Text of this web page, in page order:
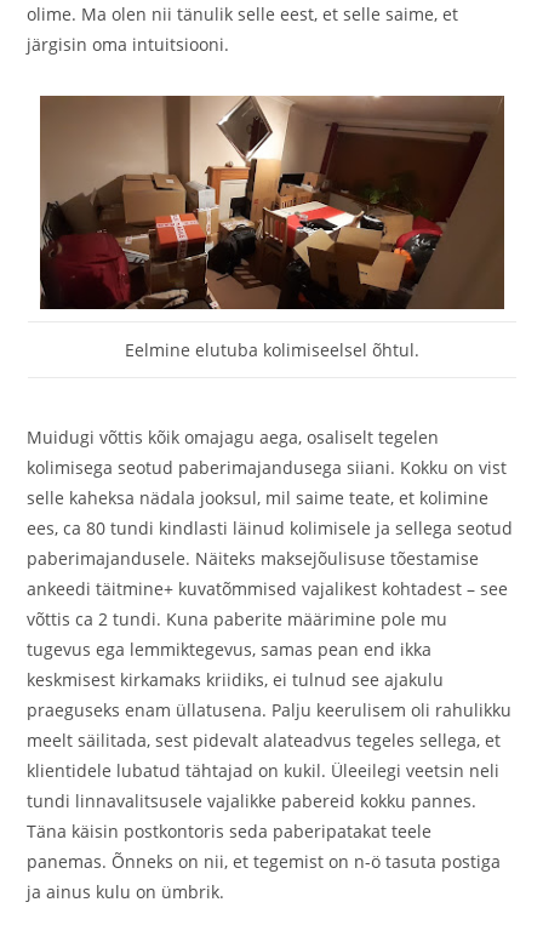
olime. Ma olen nii tänulik selle eest, et selle saime, et
järgisin oma intuitsiooni.
Eelmine elutuba kolimiseelsel õhtul.
Muidugi võttis kõik omajagu aega, osaliselt tegelen
kolimisega seotud paberimajandusega siiani. Kokku on vist
selle kaheksa nädala jooksul, mil saime teate, et kolimine
ees, ca 80 tundi kindlasti läinud kolimisele ja sellega seotud
paberimajandusele. Näiteks maksejõulisuse tõestamise
ankeedi täitmine+ kuvatõmmised vajalikest kohtadest – see
võttis ca 2 tundi. Kuna paberite määrimine pole mu
tugevus ega lemmiktegevus, samas pean end ikka
keskmisest kirkamaks kriidiks, ei tulnud see ajakulu
praeguseks enam üllatusena. Palju keerulisem oli rahulikku
meelt säilitada, sest pidevalt alateadvus tegeles sellega, et
klientidele lubatud tähtajad on kukil. Üleeilegi veetsin neli
tundi linnavalitsusele vajalikke pabereid kokku pannes.
Täna käisin postkontoris seda paberipatakat teele
panemas. Õnneks on nii, et tegemist on n-ö tasuta postiga
ja ainus kulu on ümbrik.